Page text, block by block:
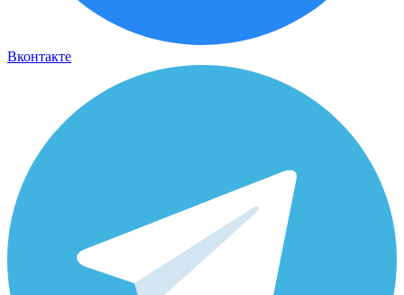
Вконтакте